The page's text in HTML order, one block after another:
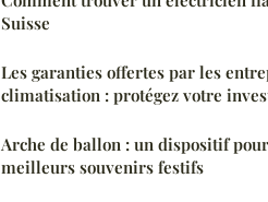
Suisse
Les garanties offertes par les
climatisation : protégez votre
Arche de ballon : un dispositif
meilleurs souvenirs festifs